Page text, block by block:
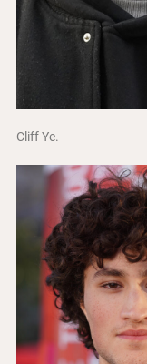
Cliff Ye.